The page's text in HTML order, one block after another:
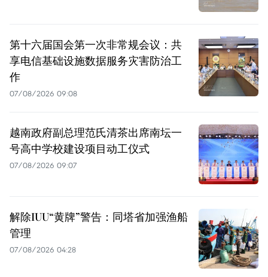
第十六届国会第一次非常规会议：共
享电信基础设施数据服务灾害防治工
作
07/08/2026 09:08
越南政府副总理范氏清茶出席南坛一
号高中学校建设项目动工仪式
07/08/2026 09:07
解除IUU“黄牌”警告：同塔省加强渔船
管理
07/08/2026 04:28